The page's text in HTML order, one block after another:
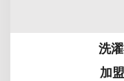
洗
加